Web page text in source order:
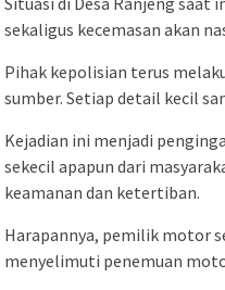
sekaligus kecemasan akan
Pihak kepolisian terus
sumber. Setiap detail kecil
Kejadian ini menjadi
sekecil apapun dari
keamanan dan ketertiban.
Harapannya, pemilik motor
menyelimuti penemuan